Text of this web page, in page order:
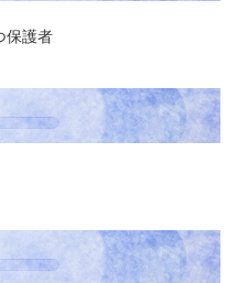
保護者